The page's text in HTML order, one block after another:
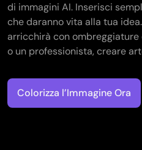
di immagini AI. Inserisci
che daranno vita alla tua
arricchirà con
o un professionista, creare
Colorizza l’Immagine Ora